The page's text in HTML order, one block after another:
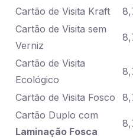
Cartão de Visita Kraft
Cartão de Visita sem
Verniz
Cartão de Visita
Ecológico
Cartão de Visita Fosco
Cartão Duplo com
Laminação Fosca